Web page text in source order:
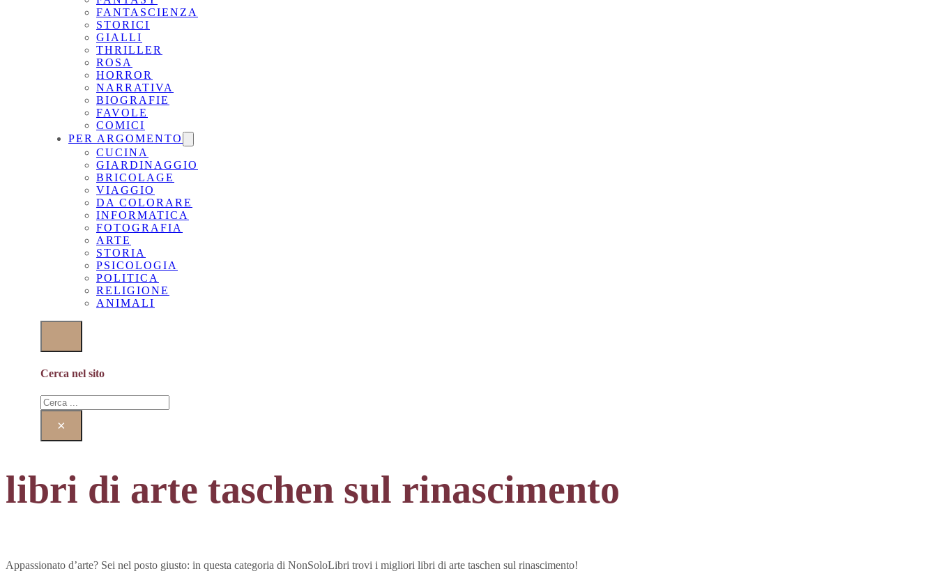
FANTASCIENZA
STORICI
GIALLI
THRILLER
ROSA
HORROR
NARRATIVA
BIOGRAFIE
FAVOLE
COMICI
PER ARGOMENTO
CUCINA
GIARDINAGGIO
BRICOLAGE
VIAGGIO
DA COLORARE
INFORMATICA
FOTOGRAFIA
ARTE
STORIA
PSICOLOGIA
POLITICA
RELIGIONE
ANIMALI
Cerca nel sito
Cerca
×
libri di arte taschen sul rinascimento
Appassionato d’arte? Sei nel posto giusto: in questa categoria di NonSoloLibri trovi i migliori libri di arte taschen sul rinascimento!